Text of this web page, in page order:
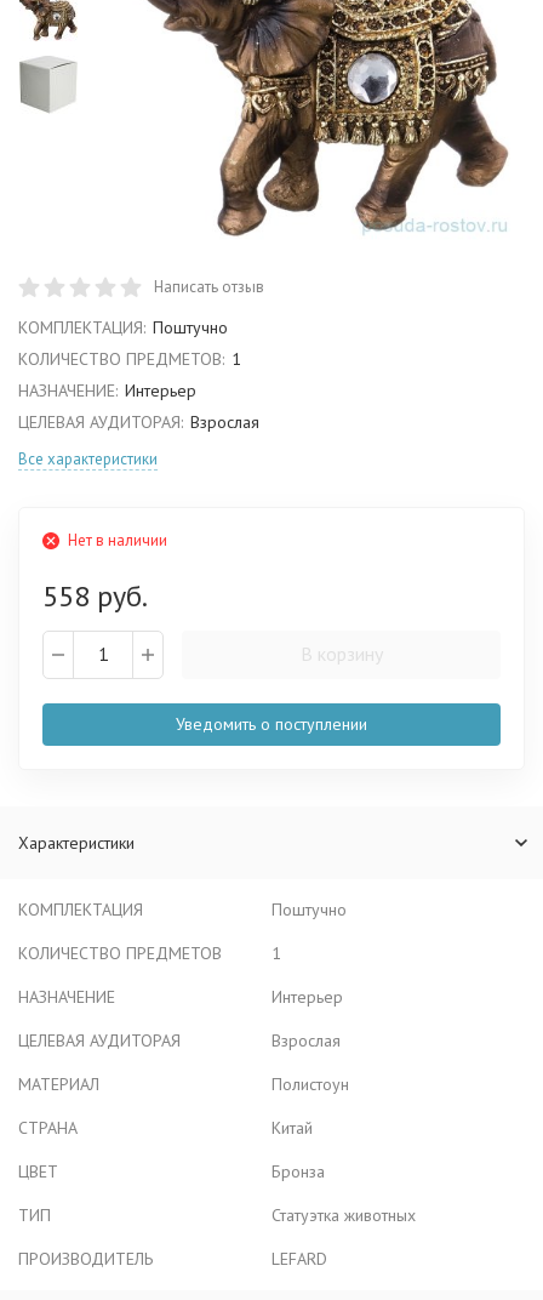
Написать отзыв
КОМПЛЕКТАЦИЯ: Поштучно
КОЛИЧЕСТВО ПРЕДМЕТОВ: 1
НАЗНАЧЕНИЕ: Интерьер
ЦЕЛЕВАЯ АУДИТОРАЯ: Взрослая
Все характеристики
Нет в наличии
558 руб.
В корзину
Уведомить о поступлении
Характеристики
КОМПЛЕКТАЦИЯ
Поштучно
КОЛИЧЕСТВО ПРЕДМЕТОВ
1
НАЗНАЧЕНИЕ
Интерьер
ЦЕЛЕВАЯ АУДИТОРАЯ
Взрослая
МАТЕРИАЛ
Полистоун
СТРАНА
Китай
ЦВЕТ
Бронза
ТИП
Статуэтка животных
ПРОИЗВОДИТЕЛЬ
LEFARD